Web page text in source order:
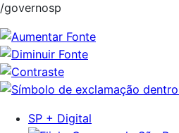
/governosp
SP + Digital